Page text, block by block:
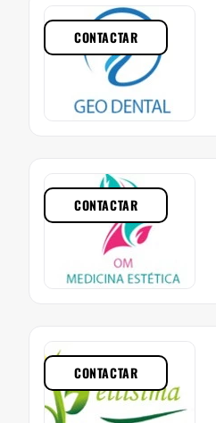
CONTACTAR
CONTACTAR
CONTACTAR